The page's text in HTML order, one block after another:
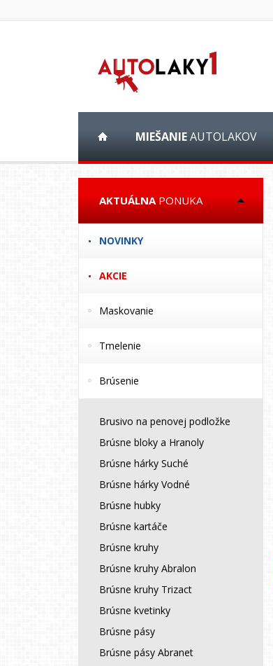
MIEŠANIEAUTOLAKOV
AKTUÁLNAPONUKA
NOVINKY
AKCIE
Maskovanie
Tmelenie
Brúsenie
Brusivo na penovej podložke
Brúsne bloky a Hranoly
Brúsne hárky Suché
Brúsne hárky Vodné
Brúsne hubky
Brúsne kartáče
Brúsne kruhy
Brúsne kruhy Abralon
Brúsne kruhy Trizact
Brúsne kvetinky
Brúsne pásy
Brúsne pásy Abranet